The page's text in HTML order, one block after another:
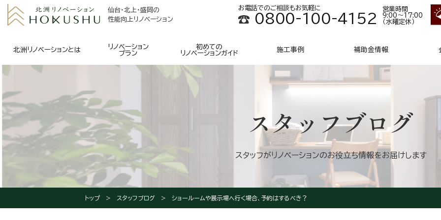
仙台・北上・盛岡の
性能向上リノベーション
お電話でのご相談もお気軽に
0800-100-4152
営業時間
9:00～17:00
（水曜定休）
北洲リノベーションとは
リノベーション
プラン
初めての
リノベーションガイド
施工事例 補助金情報
スタッフブログ
スタッフがリノベーションのお役立ち情報をお届けします
トップ スタッフブログ ショールームや展示場へ行く場合、予約はするべき？